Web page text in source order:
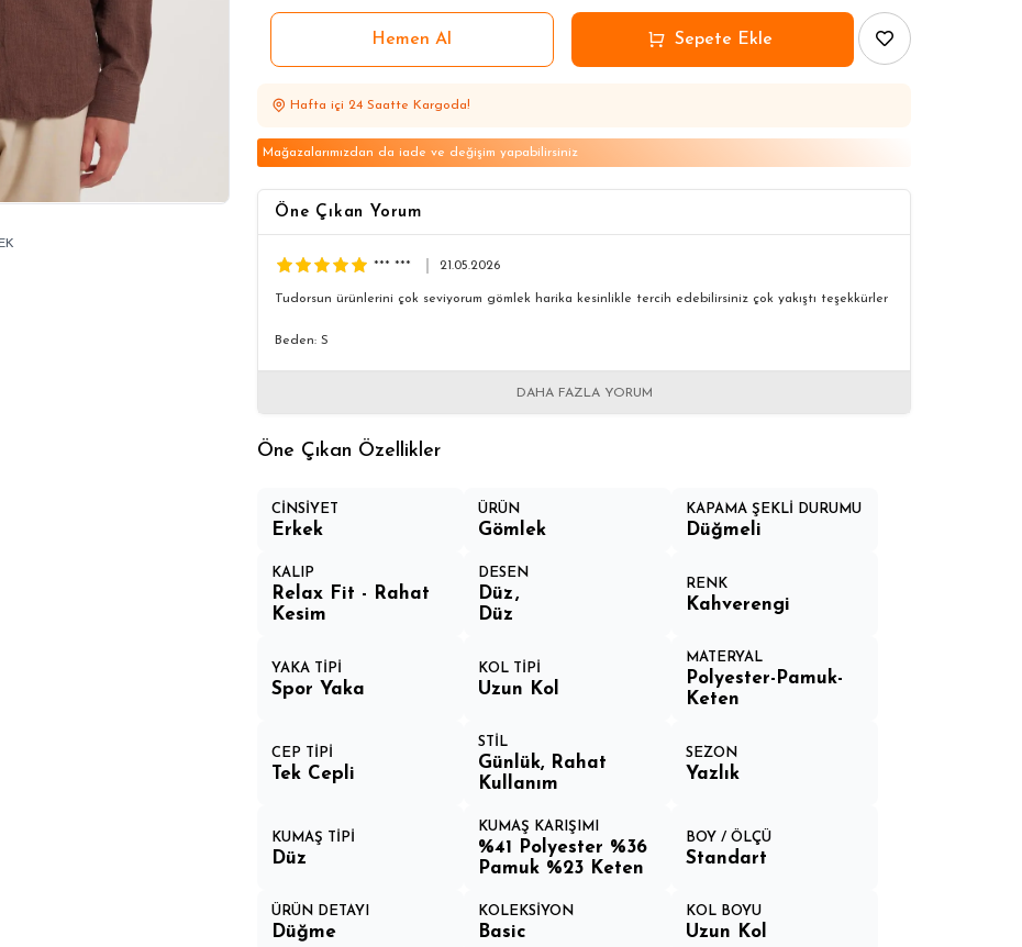
Hafta içi 24 Saatte Kargoda!
Mağazalarımızdan da iade ve değişim yapabilirsiniz
Öne Çıkan Yorum
*** *** 21.05.2026
Tudorsun ürünlerini çok seviyorum gömlek harika kesinlikle tercih edebilirsiniz çok yakıştı teşekkürler
Beden: S
DAHA FAZLA YORUM
Öne Çıkan Özellikler
CİNSİYET
Erkek
ÜRÜN
Gömlek
KAPAMA ŞEKLİ DURUMU
Düğmeli
KALIP
Relax Fit - Rahat
Kesim
DESEN
Düz
Düz
RENK
Kahverengi
YAKA TİPİ
Spor Yaka
KOL TİPİ
Uzun Kol
MATERYAL
Polyester-Pamuk-
Keten
CEP TİPİ
Tek Cepli
STİL
Günlük, Rahat
Kullanım
SEZON
Yazlık
KUMAŞ TİPİ
Düz
KUMAŞ KARIŞIMI
%41 Polyester %36
Pamuk %23 Keten
BOY / ÖLÇÜ
Standart
ÜRÜN DETAYI
Düğme
KOLEKSİYON
Basic
KOL BOYU
Uzun Kol